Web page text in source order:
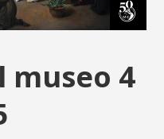
museo 4